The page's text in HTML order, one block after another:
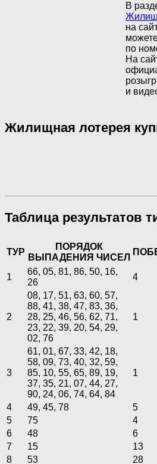
В
на
по
На
и
Жилищная лотерея
Таблица результатов
ТУР
ПОРЯДОК
ВЫПАДЕНИЯ ЧИСЕЛ
1
66, 05, 81, 86, 50, 16,
26
4
2
08, 17, 51, 63, 60, 57,
88, 41, 38, 47, 83, 36,
28, 25, 46, 56, 62, 71,
23, 22, 39, 20, 54, 29,
02, 76
1
3
61, 01, 67, 33, 42, 18,
58, 09, 73, 40, 32, 59,
85, 10, 55, 65, 89, 19,
37, 35, 21, 07, 44, 27,
90, 24, 06, 74, 64, 84
1
4 49, 45, 78 5
5
75 4
6
48 6
7
15 13
8
53 28